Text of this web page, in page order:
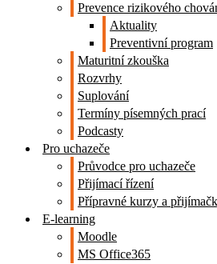
Prevence rizikového
Aktuality
Preventivní program
Maturitní zkouška
Rozvrhy
Suplování
Termíny písemných prací
Podcasty
Pro uchazeče
Průvodce pro uchazeče
Přijímací řízení
Přípravné kurzy a
E-learning
Moodle
MS Office365